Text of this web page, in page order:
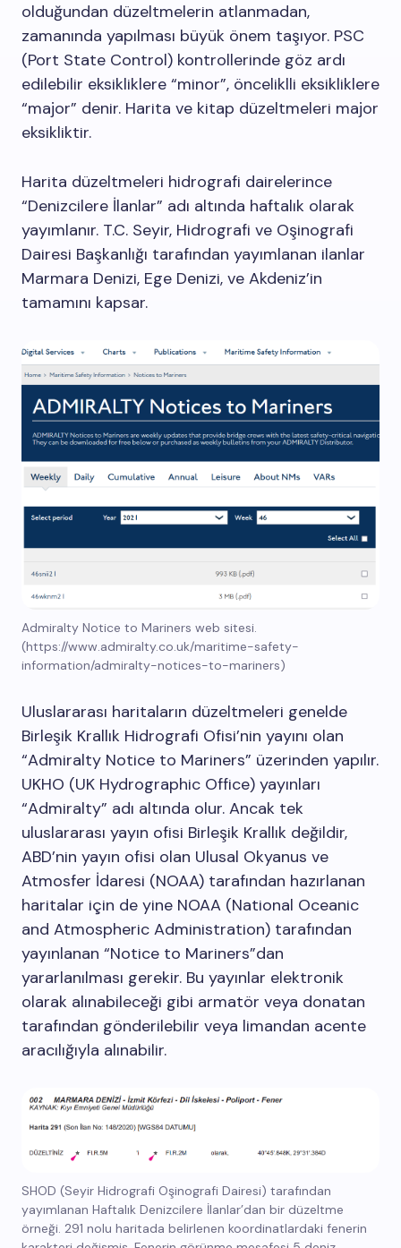
olduğundan düzeltmelerin atlanmadan,
zamanında yapılması büyük önem taşıyor. PSC
(Port State Control) kontrollerinde göz ardı
edilebilir eksikliklere “minor”, önceliklli eksikliklere
“major” denir. Harita ve kitap düzeltmeleri major
eksikliktir.
Harita düzeltmeleri hidrografi dairelerince
“Denizcilere İlanlar” adı altında haftalık olarak
yayımlanır. T.C. Seyir, Hidrografi ve Oşinografi
Dairesi Başkanlığı tarafından yayımlanan ilanlar
Marmara Denizi, Ege Denizi, ve Akdeniz’in
tamamını kapsar.
Admiralty Notice to Mariners web sitesi.
(https://www.admiralty.co.uk/maritime-safety-
information/admiralty-notices-to-mariners)
Uluslararası haritaların düzeltmeleri genelde
Birleşik Krallık Hidrografi Ofisi’nin yayını olan
“Admiralty Notice to Mariners” üzerinden yapılır.
UKHO (UK Hydrographic Office) yayınları
“Admiralty” adı altında olur. Ancak tek
uluslararası yayın ofisi Birleşik Krallık değildir,
ABD’nin yayın ofisi olan Ulusal Okyanus ve
Atmosfer İdaresi (NOAA) tarafından hazırlanan
haritalar için de yine NOAA (National Oceanic
and Atmospheric Administration) tarafından
yayınlanan “Notice to Mariners”dan
yararlanılması gerekir. Bu yayınlar elektronik
olarak alınabileceği gibi armatör veya donatan
tarafından gönderilebilir veya limandan acente
aracılığıyla alınabilir.
SHOD (Seyir Hidrografi Oşinografi Dairesi) tarafından
yayımlanan Haftalık Denizcilere İlanlar’dan bir düzeltme
örneği. 291 nolu haritada belirlenen koordinatlardaki fenerin